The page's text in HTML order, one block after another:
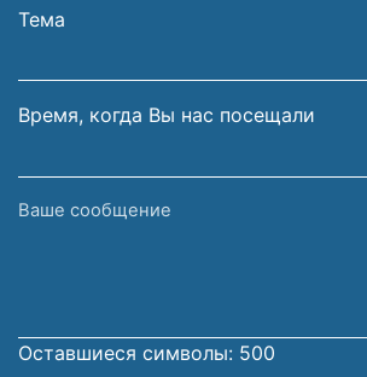
электронной
Тема
Время, когда Вы нас посещали
Ваше
Оставшиеся символы: 500